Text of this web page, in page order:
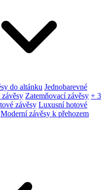
do altánku Jednobarevné
Zatemňovací závěsy + 3
závěsy Luxusní hotové
Moderní závěsy k přehozem